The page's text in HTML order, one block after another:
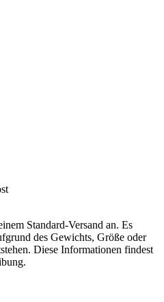
Standard-Versand an. Es
des Gewichts, Größe oder
Diese Informationen findest